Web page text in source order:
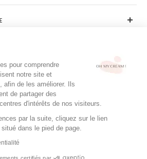
pour comprendre
notre site et
afin de les améliorer. Ils
de partager des
d'intérêts de nos visiteurs.
par la suite, cliquez sur le lien
dans le pied de page.
certifiés par